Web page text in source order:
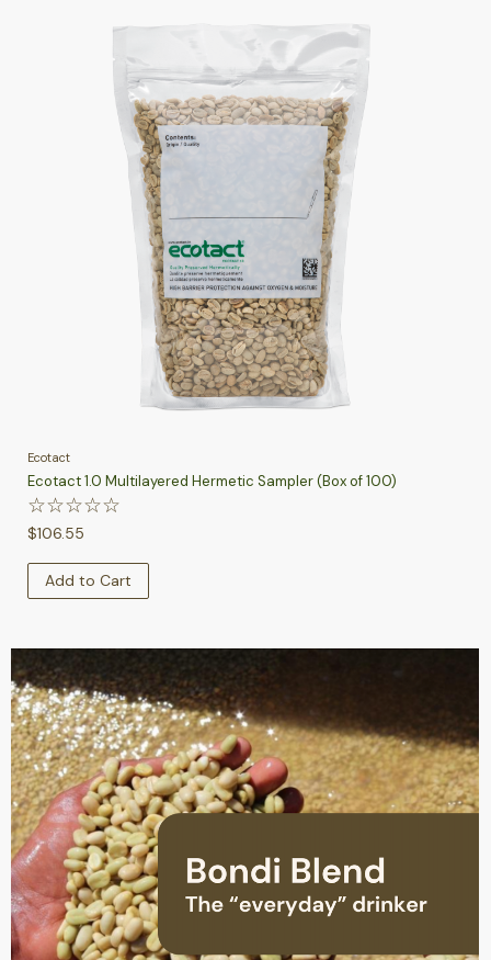
Ecotact
Ecotact 1.0 Multilayered Hermetic Sampler (Box of 100)
☆☆☆☆☆
$106.55
Add to Cart